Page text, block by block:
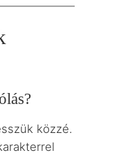
közzé.